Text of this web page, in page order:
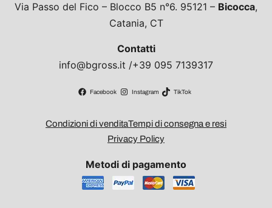
Via Passo del Fico – Blocco B5 n°6. 95121 – Bicocca,
Catania, CT
Contatti
info@bgross.it /+39 095 7139317
Facebook Instagram TikTok
Condizioni di venditaTempi di consegna e resi
Privacy Policy
Metodi di pagamento